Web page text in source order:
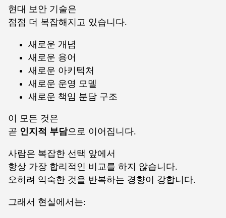
현대 보안 기술은
점점 더 복잡해지고 있습니다.
새로운 개념
새로운 용어
새로운 아키텍처
새로운 운영 모델
새로운 책임 분담 구조
이 모든 것은
곧 인지적 부담으로 이어집니다.
사람은 복잡한 선택 앞에서
항상 가장 합리적인 비교를 하지 않습니다.
오히려 익숙한 것을 반복하는 경향이 강합니다.
그래서 현실에서는: